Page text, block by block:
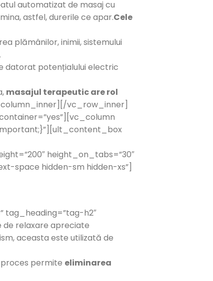
automatizat de masaj cu
astfel, durerile ce apar.Cele
plămânilor, inimii, sistemului
datorat potențialului electric
masajul terapeutic are rol
vc_row_inner]
height_on_tabs=”30″
space hidden-sm hidden-xs”]
tag_heading=”tag-h2″
de relaxare apreciate
aceasta este utilizată de
permite eliminarea